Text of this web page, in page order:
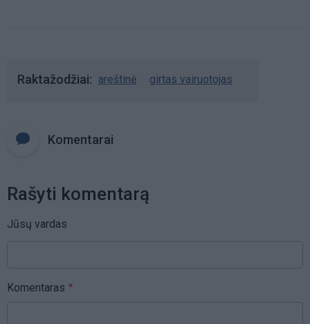
Raktažodžiai areštinė girtas vairuotojas
Komentarai
Rašyti komentarą
Jūsų vardas
Komentaras